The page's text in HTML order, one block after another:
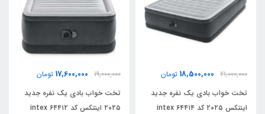
21,000,000
18,500,000 تومان
تخت خواب بادی یک نفره جدید
اینتکس ۲۰۲۵ کد ۶۴۴۱۴ intex
19,000,000
17,600,000 تومان
تخت خواب بادی یک نفره جدید
۲۰۲۵ اینتکس کد ۶۴۴۱۲ intex